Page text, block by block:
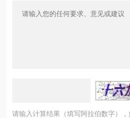
请输入计算结果（填写阿拉伯数字）